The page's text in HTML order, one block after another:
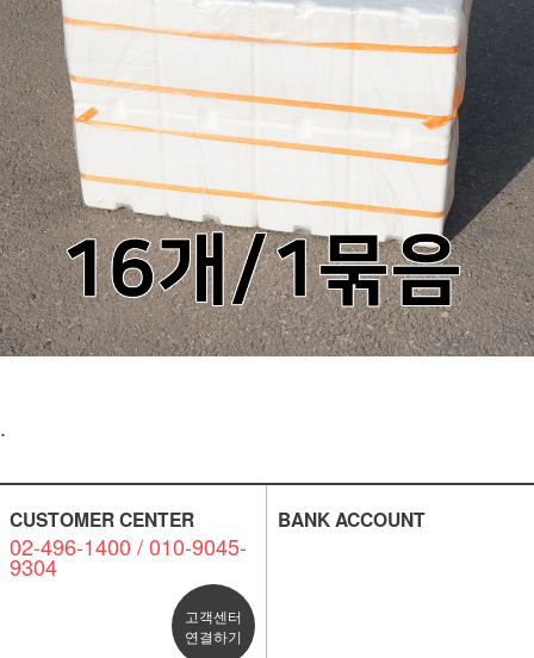
.
CUSTOMER CENTER
02-496-1400 / 010-9045-
9304
고객센터
연결하기
BANK ACCOUNT